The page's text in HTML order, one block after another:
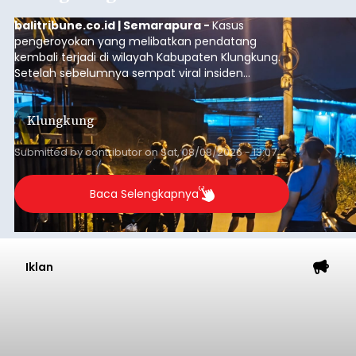
balitribune.co.id | Semarapura -Kasus
pengeroyokan yang melibatkan pendatang
kembali terjadi di wilayah Kabupaten Klungkung.
Setelah sebelumnya sempat viral insiden
keributan di barat Pasar Galiran, peristiwa serupa
kini menimpa seorang pemuda asal Kabupaten
Sumba Barat Daya (SBD), Nusa Tenggara Timur
(NTT).
Klungkung
Submitted bycontributoronSat, 08/08/2026 - 13:07
Baca Selengkapnya
Iklan